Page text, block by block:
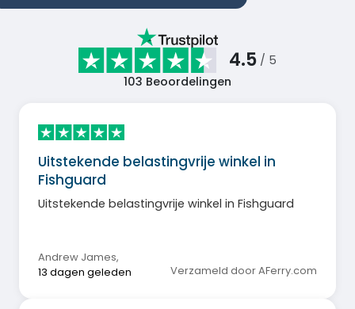
4.5 / 5
103 Beoordelingen
Uitstekende belastingvrije winkel in
Fishguard
Uitstekende belastingvrije winkel in Fishguard
Andrew James,
13 dagen geleden
Verzameld door AFerry.com